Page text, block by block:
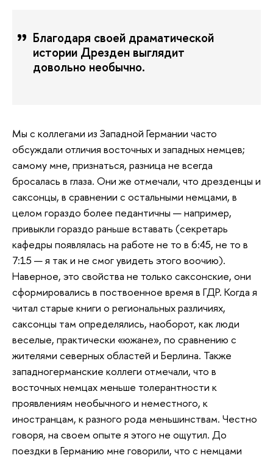
Благодаря своей драматической
истории Дрезден выглядит
довольно необычно.
Мы с коллегами из Западной Германии часто
обсуждали отличия восточных и западных немцев;
самому мне, признаться, разница не всегда
бросалась в глаза. Они же отмечали, что дрезденцы и
саксонцы, в сравнении с остальными немцами, в
целом гораздо более педантичны — например,
привыкли гораздо раньше вставать (секретарь
кафедры появлялась на работе не то в 6:45, не то в
7:15 — я так и не смог увидеть этого воочию).
Наверное, это свойства не только саксонские, они
сформировались в поствоенное время в ГДР. Когда я
читал старые книги о региональных различиях,
саксонцы там определялись, наоборот, как люди
веселые, практически «южане», по сравнению с
жителями северных областей и Берлина. Также
западногерманские коллеги отмечали, что в
восточных немцах меньше толерантности к
проявлениям необычного и неместного, к
иностранцам, к разного рода меньшинствам. Честно
говоря, на своем опыте я этого не ощутил. До
поездки в Германию мне говорили, что с немцами